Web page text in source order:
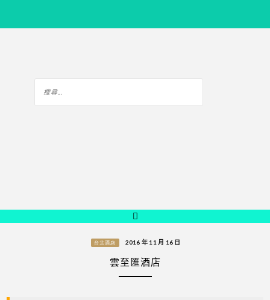
台北酒店 2016 年 11 月 16 日
雲至匯酒店